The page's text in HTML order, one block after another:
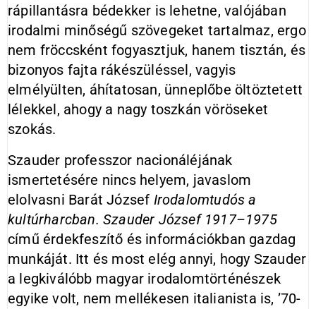
rápillantásra bédekker is lehetne, valójában
irodalmi minőségű szövegeket tartalmaz, ergo
nem fröccsként fogyasztjuk, hanem tisztán, és
bizonyos fajta rákészüléssel, vagyis
elmélyülten, áhítatosan, ünneplőbe öltöztetett
lélekkel, ahogy a nagy toszkán vöröseket
szokás.
Szauder professzor nacionáléjának
ismertetésére nincs helyem, javaslom
elolvasni Barát József Irodalomtudós a
kultúrharcban. Szauder József 1917–1975
című érdekfeszítő és információkban gazdag
munkáját. Itt és most elég annyi, hogy Szauder
a legkiválóbb magyar irodalomtörténészek
egyike volt, nem mellékesen italianista is, ’70-